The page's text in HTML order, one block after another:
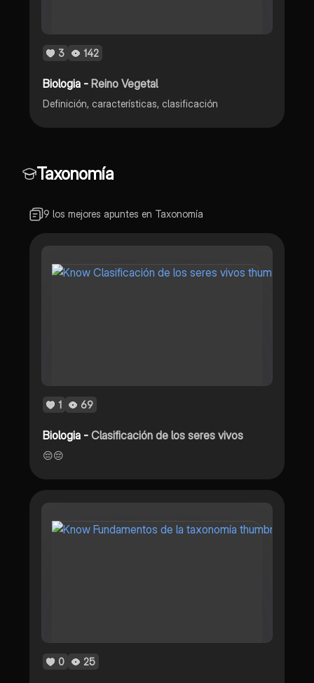
3 142
Biologia -Reino Vegetal
Definición, características, clasificación
Taxonomía
9 los mejores apuntes en Taxonomía
1 69
Biologia -Clasificación de los seres vivos
😔😔
0 25